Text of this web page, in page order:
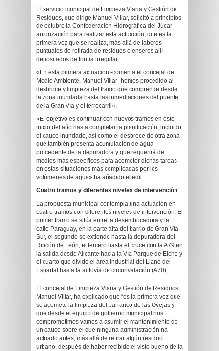
El servicio municipal de Limpieza Viaria y Gestión de
Residuos, que dirige Manuel Villar, solicitó a principios
de octubre la Confederación Hidrográfica del Júcar
autorización para realizar esta actuación, que es la
primera vez que se realiza, más allá de labores
puntuales de retirada de residuos o enseres allí
depositados de forma irregular.
«En esta primera actuación -comenta el concejal de
Medio Ambiente, Manuel Villar- hemos procedido al
desbroce y limpieza del tramo que comprende desde
la zona inundada hasta las inmediaciones del puente
de la Gran Vía y el ferrocarril».
«El objetivo es continuar con nuevos tramos en este
inicio del año hasta completar la planificación, incluido
el cauce inundado, así como el desbroce de otra zona
que también presenta acumulación de agua
procedente de la depuradora y que requerirá de
medios más específicos para acometer dichas tareas
en estas situaciones más complicadas por los
volúmenes de agua» ha añadido el edil.
Cuatro tramos y diferentes niveles de intervención
La propuesta municipal contempla una actuación en
cuatro tramos con diferentes niveles de intervención. El
primer tramo se sitúa entre la desembocadura y la
calle Paraguay, en la parte alta del barrio de Gran Vía
Sur, el segundo se extiende hasta la depuradora del
Rincón de León, el tercero hasta el cruce con la A79 en
la salida desde Alicante hacia la Vía Parque de Elche y
el cuarto que divide el área industrial del Llano del
Espartal hasta la autovía de circunvalación (A70).
El concejal de Limpieza Viaria y Gestión de Residuos,
Manuel Villar, ha explicado que “es la primera vez que
se acomete la limpieza del barranco de las Ovejas y
que desde el equipo de gobierno municipal nos
comprometimos vamos a asumir el mantenimiento de
un cauce sobre el que ninguna administración ha
actuado antes, más allá de retirar algún residuo
urbano, después de haber recibido el visto bueno de la